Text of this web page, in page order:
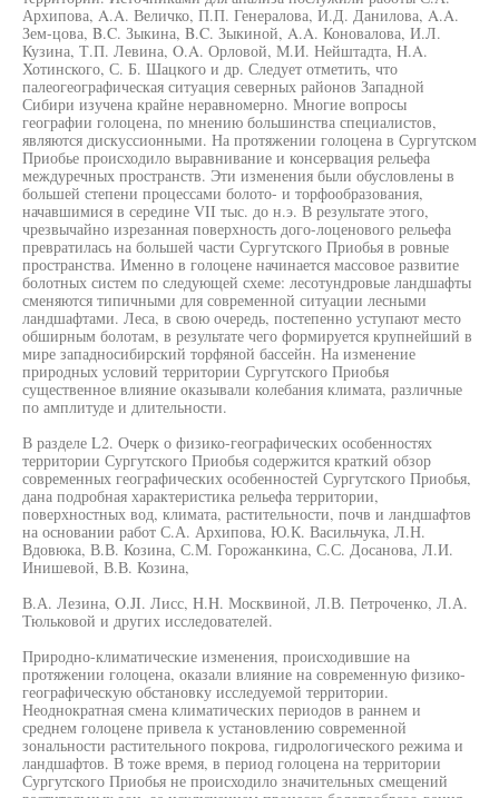
Архипова, A.A. Величко, П.П. Генералова, И.Д. Данилова, A.A.
Зем-цова, B.C. Зыкина, B.C. Зыкиной, A.A. Коновалова, И.Л.
Кузина, Т.П. Левина, O.A. Орловой, М.И. Нейштадта, H.A.
Хотинского, С. Б. Шацкого и др. Следует отметить, что
палеогеографическая ситуация северных районов Западной
Сибири изучена крайне неравномерно. Многие вопросы
географии голоцена, по мнению большинства специалистов,
являются дискуссионными. На протяжении голоцена в Сургутском
Приобье происходило выравнивание и консервация рельефа
междуречных пространств. Эти изменения были обусловлены в
большей степени процессами болото- и торфообразования,
начавшимися в середине VII тыс. до н.э. В результате этого,
чрезвычайно изрезанная поверхность дого-лоценового рельефа
превратилась на большей части Сургутского Приобья в ровные
пространства. Именно в голоцене начинается массовое развитие
болотных систем по следующей схеме: лесотундровые ландшафты
сменяются типичными для современной ситуации лесными
ландшафтами. Леса, в свою очередь, постепенно уступают место
обширным болотам, в результате чего формируется крупнейший в
мире западносибирский торфяной бассейн. На изменение
природных условий территории Сургутского Приобья
существенное влияние оказывали колебания климата, различные
по амплитуде и длительности.
В разделе L2. Очерк о физико-географических особенностях
территории Сургутского Приобья содержится краткий обзор
современных географических особенностей Сургутского Приобья,
дана подробная характеристика рельефа территории,
поверхностных вод, климата, растительности, почв и ландшафтов
на основании работ С.А. Архипова, Ю.К. Васильчука, Л.Н.
Вдовюка, В.В. Козина, С.М. Горожанкина, С.С. Досанова, Л.И.
Инишевой, В.В. Козина,
В.А. Лезина, O.JI. Лисс, H.H. Москвиной, Л.В. Петроченко, Л.А.
Тюльковой и других исследователей.
Природно-климатические изменения, происходившие на
протяжении голоцена, оказали влияние на современную физико-
географическую обстановку исследуемой территории.
Неоднократная смена климатических периодов в раннем и
среднем голоцене привела к установлению современной
зональности растительного покрова, гидрологического режима и
ландшафтов. В тоже время, в период голоцена на территории
Сургутского Приобья не происходило значительных смещений